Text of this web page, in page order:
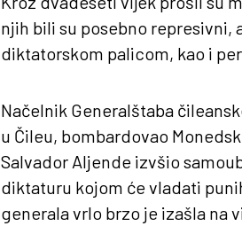
njih bili su posebno represivni,
diktatorskom palicom, kao i
Načelnik Generalštaba
u Čileu, bombardovao
Salvador Aljende izvšio
diktaturu kojom će vladati
generala vrlo brzo je izašla na